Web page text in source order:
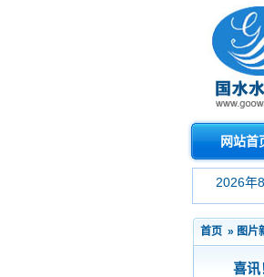
网站首
2026年
首页 » 图片
喜讯